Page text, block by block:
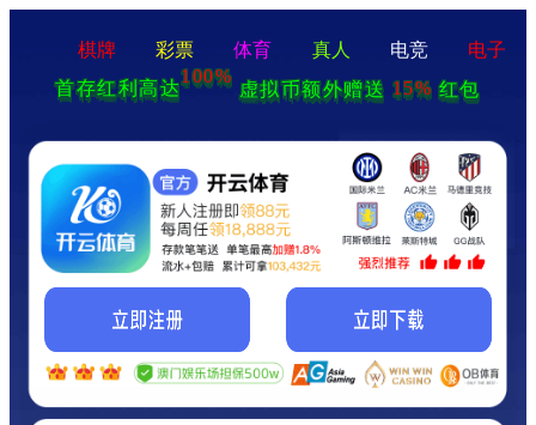
棋牌 彩票 体育 真人 电竞
电子
首存红利高达
100%
虚拟币额外赠送 15% 红包